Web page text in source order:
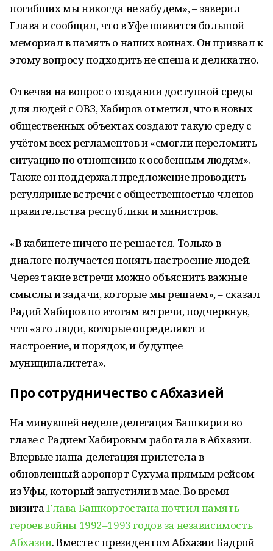
погибших мы никогда не забудем», – заверил
Глава и сообщил, что в Уфе появится большой
мемориал в память о наших воинах. Он призвал к
этому вопросу подходить не спеша и деликатно.
Отвечая на вопрос о создании доступной среды
для людей с ОВЗ, Хабиров отметил, что в новых
общественных объектах создают такую среду с
учётом всех регламентов и «смогли переломить
ситуацию по отношению к особенным людям».
Также он поддержал предложение проводить
регулярные встречи с общественностью членов
правительства республики и министров.
«В кабинете ничего не решается. Только в
диалоге получается понять настроение людей.
Через такие встречи можно объяснить важные
смыслы и задачи, которые мы решаем», – сказал
Радий Хабиров по итогам встречи, подчеркнув,
что «это люди, которые определяют и
настроение, и порядок, и будущее
муниципалитета».
Про сотрудничество с Абхазией
На минувшей неделе делегация Башкирии во
главе с Радием Хабировым работала в Абхазии.
Впервые наша делегация прилетела в
обновленный аэропорт Сухума прямым рейсом
из Уфы, который запустили в мае. Во время
визитаГлава Башкортостана почтил память
героев войны 1992–1993 годов за независимость
Абхазии. Вместе с президентом Абхазии Бадрой